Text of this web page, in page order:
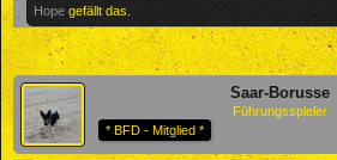
Hope gefällt das.
Saar-Borusse
Führungsspieler
* BFD - Mitglied *